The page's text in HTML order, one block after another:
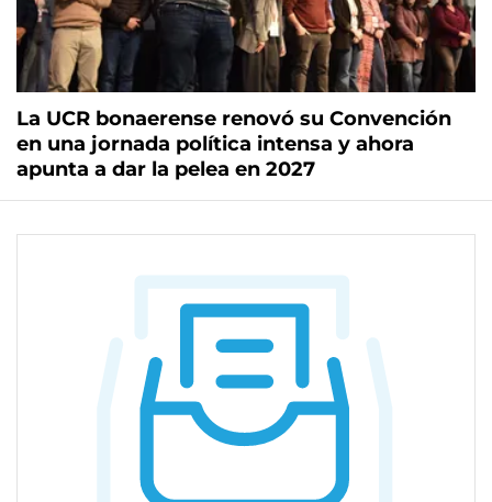
La UCR bonaerense renovó su Convención
en una jornada política intensa y ahora
apunta a dar la pelea en 2027